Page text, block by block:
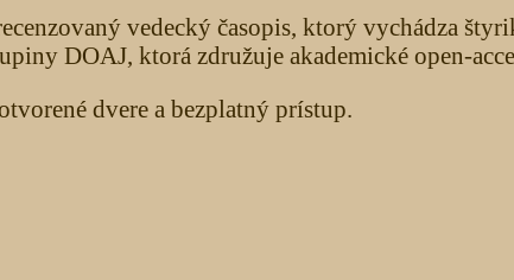
vedecký časopis, ktorý vychádza
DOAJ, ktorá združuje akademické open-
dvere a bezplatný prístup.